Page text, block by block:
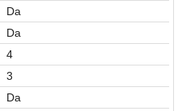
Da
Da
4
3
Da